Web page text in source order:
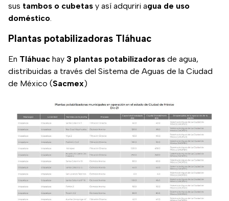
sus tambos o cubetas y así adquriri agua de uso
doméstico.
Plantas potabilizadoras Tláhuac
En Tláhuac hay 3 plantas potabilizadoras de agua,
distribuidas a través del Sistema de Aguas de la Ciudad
de México (Sacmex)